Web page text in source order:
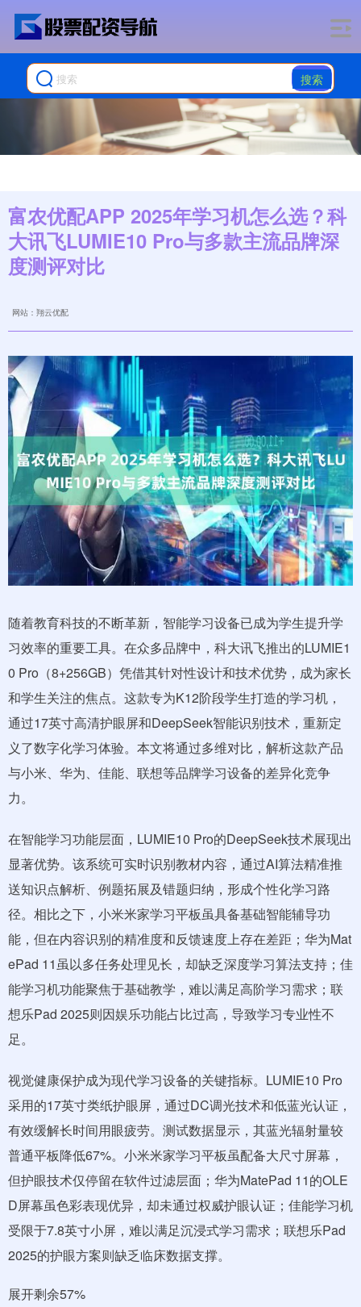
搜索
富农优配APP 2025年学习机怎么选？科
大讯飞LUMIE10 Pro与多款主流品牌深
度测评对比
网站：翔云优配
随着教育科技的不断革新，智能学习设备已成为学生提升学
习效率的重要工具。在众多品牌中，科大讯飞推出的LUMIE1
0 Pro（8+256GB）凭借其针对性设计和技术优势，成为家长
和学生关注的焦点。这款专为K12阶段学生打造的学习机，
通过17英寸高清护眼屏和DeepSeek智能识别技术，重新定
义了数字化学习体验。本文将通过多维对比，解析这款产品
与小米、华为、佳能、联想等品牌学习设备的差异化竞争
力。
在智能学习功能层面，LUMIE10 Pro的DeepSeek技术展现出
显著优势。该系统可实时识别教材内容，通过AI算法精准推
送知识点解析、例题拓展及错题归纳，形成个性化学习路
径。相比之下，小米米家学习平板虽具备基础智能辅导功
能，但在内容识别的精准度和反馈速度上存在差距；华为Mat
ePad 11虽以多任务处理见长，却缺乏深度学习算法支持；佳
能学习机功能聚焦于基础教学，难以满足高阶学习需求；联
想乐Pad 2025则因娱乐功能占比过高，导致学习专业性不
足。
视觉健康保护成为现代学习设备的关键指标。LUMIE10 Pro
采用的17英寸类纸护眼屏，通过DC调光技术和低蓝光认证，
有效缓解长时间用眼疲劳。测试数据显示，其蓝光辐射量较
普通平板降低67%。小米米家学习平板虽配备大尺寸屏幕，
但护眼技术仅停留在软件过滤层面；华为MatePad 11的OLE
D屏幕虽色彩表现优异，却未通过权威护眼认证；佳能学习机
受限于7.8英寸小屏，难以满足沉浸式学习需求；联想乐Pad
2025的护眼方案则缺乏临床数据支撑。
展开剩余57%